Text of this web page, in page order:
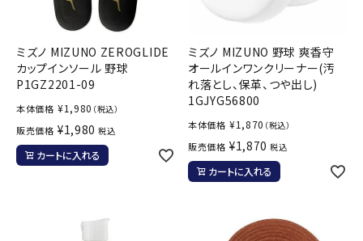
ご利用ガイド
お問い合わせ
メルマガ登録
特定商取引法
プライバシーポリシー
ミズノ MIZUNO ZEROGLIDE
カップインソール 野球
P1GZ2201-09
本体価格 ¥1,980 （税込）
販売価格 ¥1,980 税込
カートに入れる
ミズノ MIZUNO 野球 爽香守
オールインワンクリーナー(汚
れ落とし、保革、つや出し)
1GJYG56800
本体価格 ¥1,870 （税込）
販売価格 ¥1,870 税込
カートに入れる